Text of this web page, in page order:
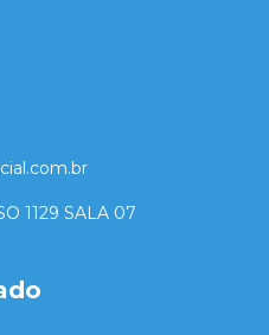
1129 SALA 07